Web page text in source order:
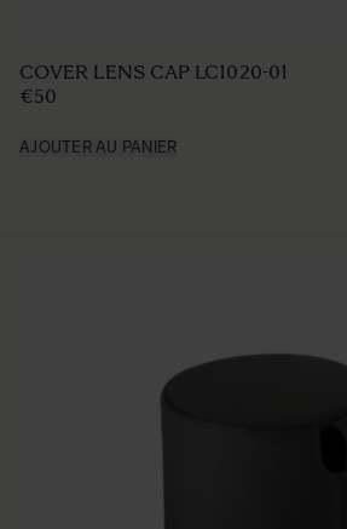
COVER LENS CAP LC1020-01
€50
AJOUTER AU PANIER